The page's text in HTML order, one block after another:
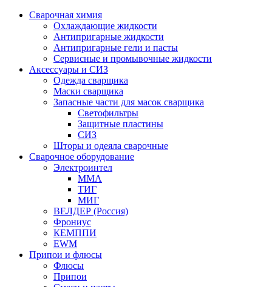
Сварочная химия
Охлаждающие жидкости
Антипригарные жидкости
Антипригарные гели и пасты
Сервисные и промывочные жидкости
Аксессуары и СИЗ
Одежда сварщика
Маски сварщика
Запасные части для масок сварщика
Светофильтры
Защитные пластины
СИЗ
Шторы и одеяла сварочные
Сварочное оборудование
Электроинтел
ММА
ТИГ
МИГ
ВЕЛДЕР (Россия)
Фрониус
КЕМППИ
EWM
Припои и флюсы
Флюсы
Припои